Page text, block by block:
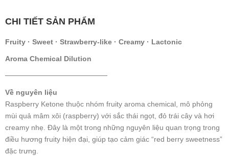
CHI TIẾT SẢN PHẨM
Fruity · Sweet · Strawberry-like · Creamy · Lactonic
Aroma Chemical Dilution
────────────────────
Về nguyên liệu
Raspberry Ketone thuộc nhóm fruity aroma chemical, mô phỏng
mùi quả mâm xôi (raspberry) với sắc thái ngọt, đỏ trái cây và hơi
creamy nhẹ. Đây là một trong những nguyên liệu quan trọng trong
điều hương fruity hiện đại, giúp tạo cảm giác “red berry sweetness”
đặc trưng.